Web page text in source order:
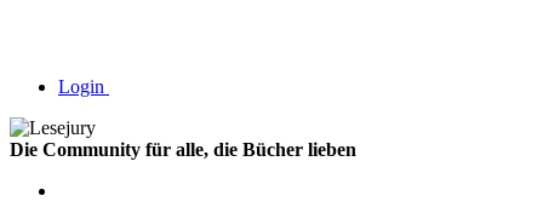
Login
Die Community für alle, die Bücher lieben